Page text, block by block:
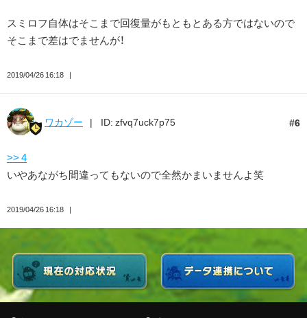
スミロフ自体はそこまで回復量がもともとある方ではないので
そこまで差はでませんが！
2019/04/26 16:18
6
ワカゾー ID: zfvq7uck7p75
>> 4
いやあながち間違ってもないので全然かまいませんよ笑
2019/04/26 16:18